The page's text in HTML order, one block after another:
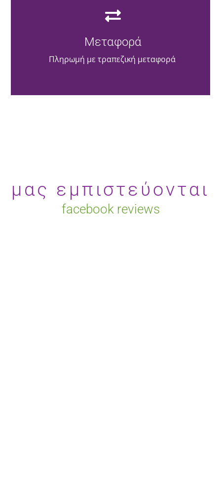
Μεταφορά
Πληρωμή με τραπεζική μεταφορά
μας εμπιστεύονται
facebook reviews